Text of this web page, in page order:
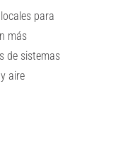
para
más
de sistemas
aire